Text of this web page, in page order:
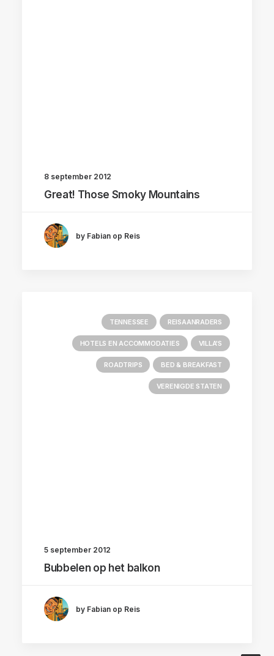
8 september 2012
Great! Those Smoky Mountains
by Fabian op Reis
TENNESSEE REISAANRADERS
HOTELS EN ACCOMMODATIES VILLA'S
ROADTRIPS BED & BREAKFAST
VERENIGDE STATEN
5 september 2012
Bubbelen op het balkon
by Fabian op Reis